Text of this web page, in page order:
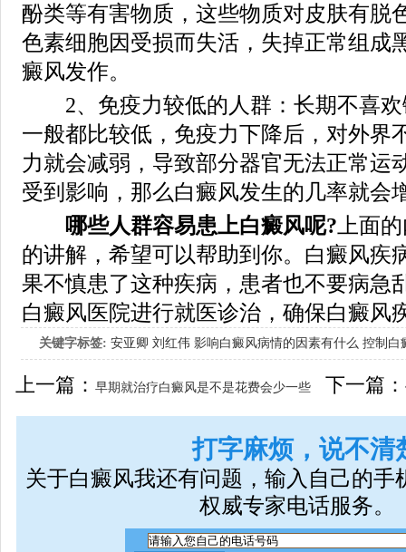
酚类等有害物质，这些物质对皮肤有脱
色素细胞因受损而失活，失掉正常组成
癜风发作。
2、免疫力较低的人群：长期不喜欢
一般都比较低，免疫力下降后，对外界
力就会减弱，导致部分器官无法正常运
受到影响，那么白癜风发生的几率就会
哪些人群容易患上白癜风呢? 上面
的讲解，希望可以帮助到你。白癜风疾
果不慎患了这种疾病，患者也不要病急
白癜风医院进行就医诊治，确保白癜风
关键字标签: 安亚卿 刘红伟 影响白癜风病情的因素有什么 控制白
女生应该如何治疗呢
上一篇：早期就治疗白癜风是不是花费会少一些 下一篇：
打字麻烦，说不清
关于白癜风我还有问题，输入自己的手
权威专家电话服务。